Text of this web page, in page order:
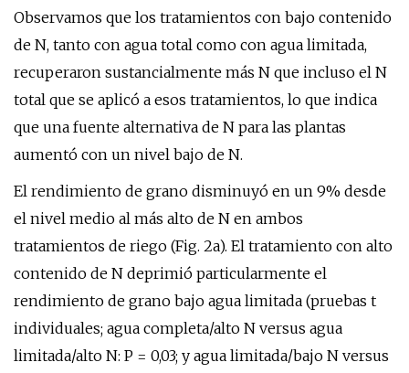
Observamos que los tratamientos con bajo contenido
de N, tanto con agua total como con agua limitada,
recuperaron sustancialmente más N que incluso el N
total que se aplicó a esos tratamientos, lo que indica
que una fuente alternativa de N para las plantas
aumentó con un nivel bajo de N.
El rendimiento de grano disminuyó en un 9% desde
el nivel medio al más alto de N en ambos
tratamientos de riego (Fig. 2a). El tratamiento con alto
contenido de N deprimió particularmente el
rendimiento de grano bajo agua limitada (pruebas t
individuales; agua completa/alto N versus agua
limitada/alto N: P = 0,03; y agua limitada/bajo N versus